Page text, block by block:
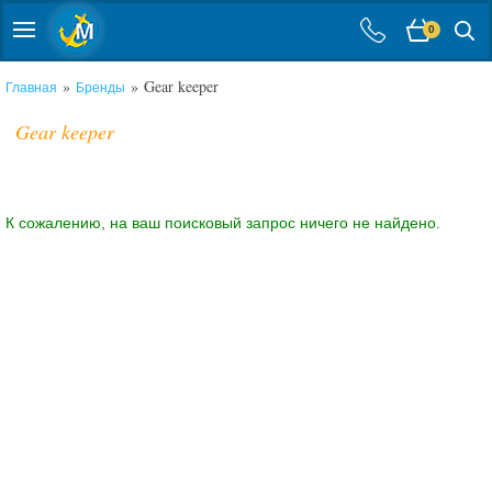
0
Главная » Бренды » Gear keeper
Gear keeper
К сожалению, на ваш поисковый запрос ничего не найдено.